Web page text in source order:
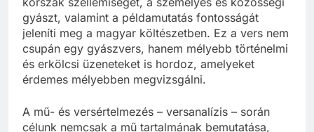
gyászt, valamint a példamutatás fontosságát
jeleníti meg a magyar költészetben. Ez a vers nem
csupán egy gyászvers, hanem mélyebb történelmi
és erkölcsi üzeneteket is hordoz, amelyeket
érdemes mélyebben megvizsgálni.
A mű- és versértelmezés – versanalízis – során
célunk nemcsak a mű tartalmának bemutatása,